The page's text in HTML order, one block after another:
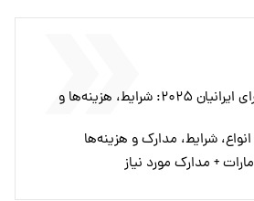
انواع ویزای ترکیه برای ایرانیان ۲۰۲۵: شرایط، هزینه‌ها و
+ مدارک مورد نیاز